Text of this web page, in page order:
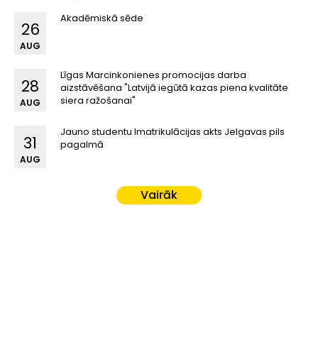
Akadēmiskā sēde
26
AUG
Līgas Marcinkonienes promocijas darba
aizstāvēšana "Latvijā iegūtā kazas piena kvalitāte
siera ražošanai"
28
AUG
Jauno studentu Imatrikulācijas akts Jelgavas pils
pagalmā
31
AUG
Vairāk